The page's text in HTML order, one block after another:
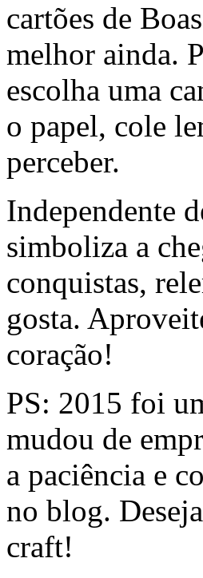
cartões de
melhor ainda.
escolha uma
o papel, cole
perceber.
Independente
simboliza a
conquistas,
gosta.
coração!
PS: 2015 foi
mudou de
a paciência e
no blog.
craft!